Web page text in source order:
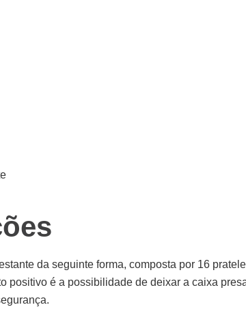
da seguinte forma, composta por 16
positivo é a possibilidade de deixar a caixa